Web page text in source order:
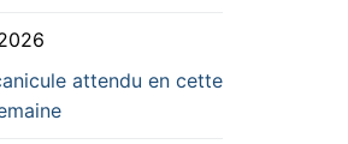
attendu en cette